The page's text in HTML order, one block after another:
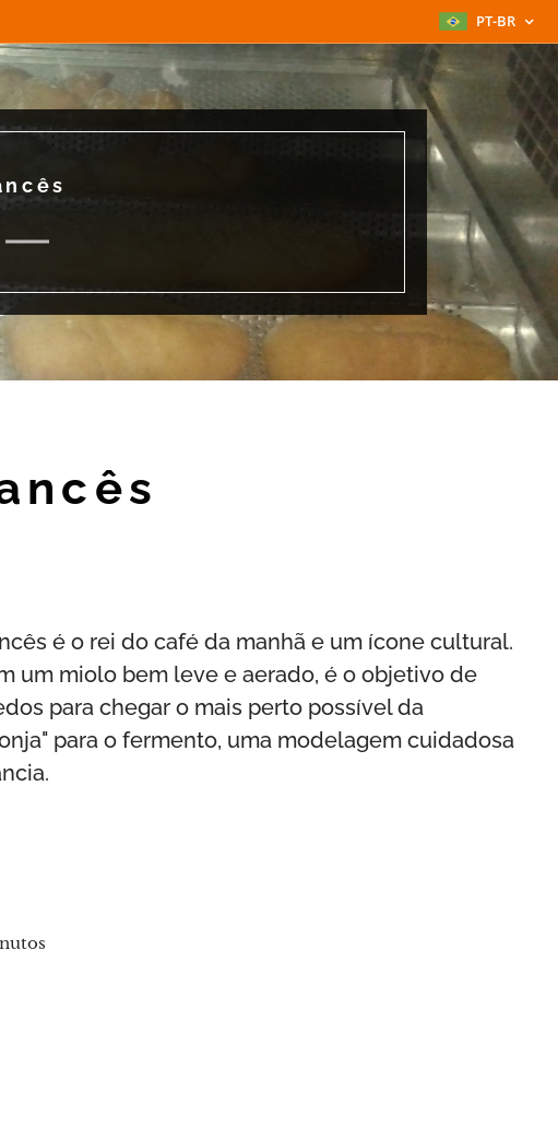
PT-BR
é o rei do café da manhã e um ícone cultural.
um miolo bem leve e aerado, é o objetivo de
para chegar o mais perto possível da
para o fermento, uma modelagem cuidadosa